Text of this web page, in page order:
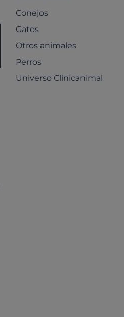
Conejos
Gatos
Otros animales
Perros
Universo Clinicanimal